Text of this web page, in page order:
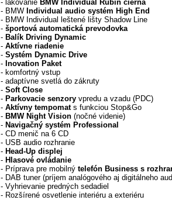
- lakovanie BMW Individual Rubin čierna
- BMW Individual audio systém High End
- BMW Individual leštené lišty Shadow Line
- športová automatická prevodovka
- Balík Driving Dynamic
- Aktívne riadenie
- Systém Dynamic Drive
- Inovation Paket
- komfortný vstup
- adaptívne svetlá do zákruty
- Soft Close
- Parkovacie senzory vpredu a vzadu (PDC)
- Aktívny tempomats funkciou Stop&Go
- BMW Night Vision (nočné videnie)
- Navigačný systém Professional
- CD menič na 6 CD
- USB audio rozhranie
- Head-Up displej
- Hlasové ovládanie
- Príprava pre mobilný telefón Business s
- DAB tuner (príjem analógového aj digitálneho
- Vyhrievanie predných sedadiel
- Rozšírené osvetlenie interiéru a exteriéru